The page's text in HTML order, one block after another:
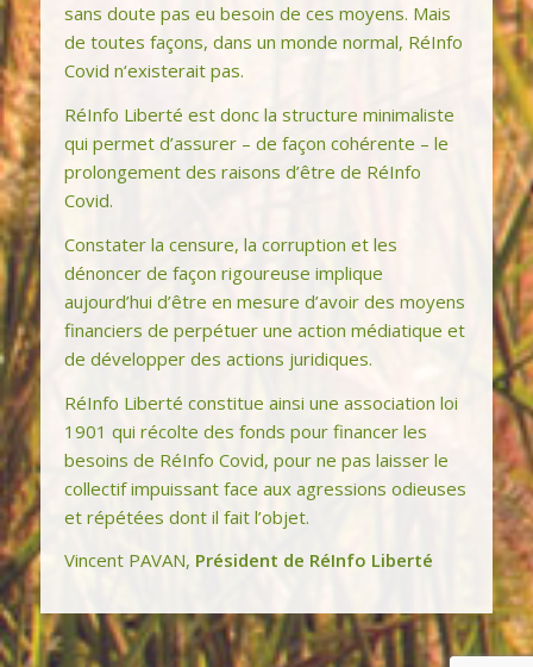
sans doute pas eu besoin de ces moyens. Mais
de toutes façons, dans un monde normal, RéInfo
Covid n‘existerait pas.
RéInfo Liberté est donc la structure minimaliste
qui permet d’assurer – de façon cohérente – le
prolongement des raisons d’être de RéInfo
Covid.
Constater la censure, la corruption et les
dénoncer de façon rigoureuse implique
aujourd’hui d’être en mesure d’avoir des moyens
financiers de perpétuer une action médiatique et
de développer des actions juridiques.
RéInfo Liberté constitue ainsi une association loi
1901 qui récolte des fonds pour financer les
besoins de RéInfo Covid, pour ne pas laisser le
collectif impuissant face aux agressions odieuses
et répétées dont il fait l’objet.
Vincent PAVAN, Président de RéInfo Liberté